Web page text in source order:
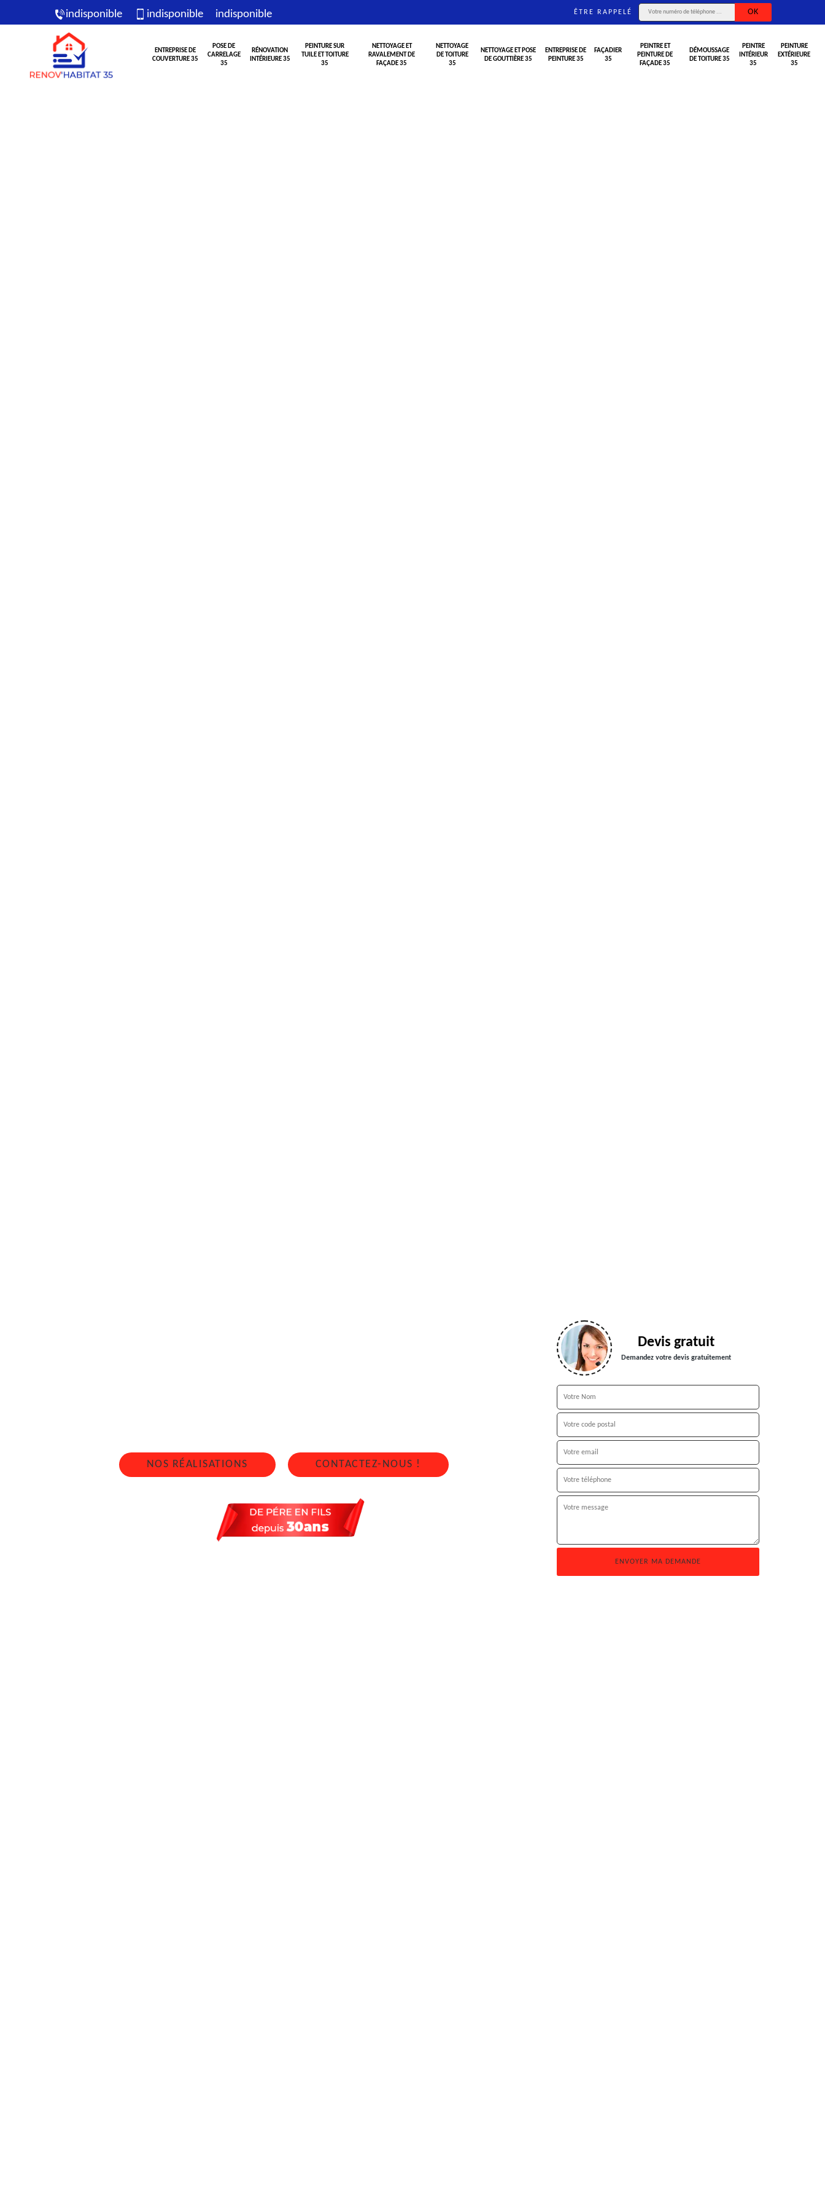
indisponible indisponible indisponible ÊTRE RAPPELÉ
ENTREPRISE DE
COUVERTURE 35
POSE DE
CARRELAGE
35
RÉNOVATION
INTÉRIEURE 35
PEINTURE SUR
TUILE ET TOITURE
35
NETTOYAGE ET
RAVALEMENT DE
FAÇADE 35
NETTOYAGE
DE TOITURE
35
NETTOYAGE ET POSE
DE GOUTTIÈRE 35
ENTREPRISE DE
PEINTURE 35
FAÇADIER
35
PEINTRE ET
PEINTURE DE
FAÇADE 35
DÉMOUSSAGE
DE TOITURE 35
PEINTRE
INTÉRIEUR
35
PEINTURE
EXTÉRIEURE
35
NOS RÉALISATIONS CONTACTEZ-NOUS !
Devis gratuit
Demandez votre devis gratuitement